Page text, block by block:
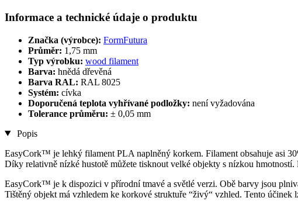
Informace a technické údaje o produktu
Značka (výrobce): FormFutura
Průměr: 1,75 mm
Typ výrobku: wood filament
Barva: hnědá dřevěná
Barva RAL: RAL 8025
Systém: cívka
Doporučená teplota vyhřívané podložky: není vyžadována
Tolerance průměru: ± 0,05 mm
Popis
EasyCork™ je lehký filament PLA naplněný korkem. Filament obsahuje asi
Díky relativně nízké hustotě můžete tisknout velké objekty s nízkou
EasyCork™ je k dispozici v přírodní tmavé a světlé verzi. Obě barvy jsou
Tištěný objekt má vzhledem ke korkové struktuře “živý“ vzhled. Tento